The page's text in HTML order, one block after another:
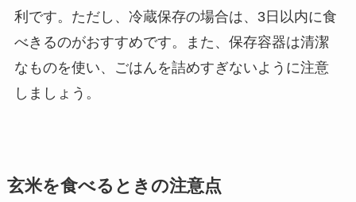
利です。ただし、冷蔵保存の場合は、3日以内に食
べきるのがおすすめです。また、保存容器は清潔
なものを使い、ごはんを詰めすぎないように注意
しましょう。
玄米を食べるときの注意点